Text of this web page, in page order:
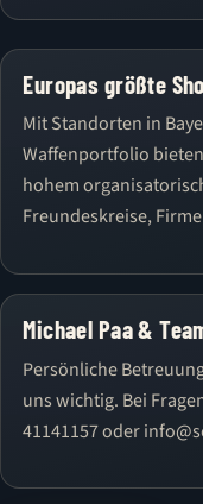
Europas größte
Mit Standorten in
Waffenportfolio
hohem
Freundeskreise,
Michael Paa &
Persönliche
uns wichtig. Bei
41141157 oder